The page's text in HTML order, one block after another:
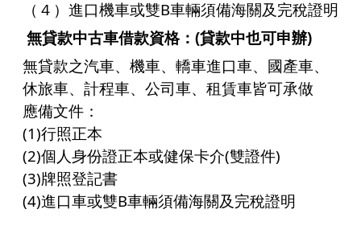
（４）進口機車或雙B車輛須備海關及完稅證明
無貸款中古車借款資格：(貸款中也可申辦)
無貸款之汽車、機車、轎車進口車、國產車、
休旅車、計程車、公司車、租賃車皆可承做
應備文件：
(1)行照正本
(2)個人身份證正本或健保卡介(雙證件)
(3)牌照登記書
(4)進口車或雙B車輛須備海關及完稅證明